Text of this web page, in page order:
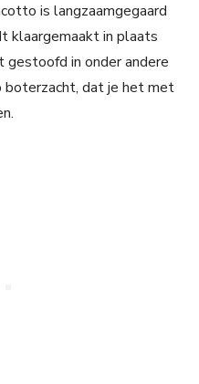
is langzaamgegaard
klaargemaakt in plaats
in onder andere
boterzacht, dat je het met